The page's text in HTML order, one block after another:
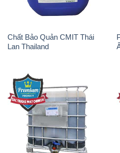
Chất tạo bọt Las P Tico Tank
IBC Bồn Việt Nam